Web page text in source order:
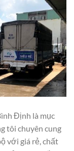
Định là mục
tôi chuyên cung
với giá rẻ, chất